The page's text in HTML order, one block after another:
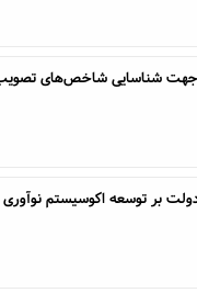
جهت شناسایی شاخص‌های
بر توسعه اکوسیستم نوآوری